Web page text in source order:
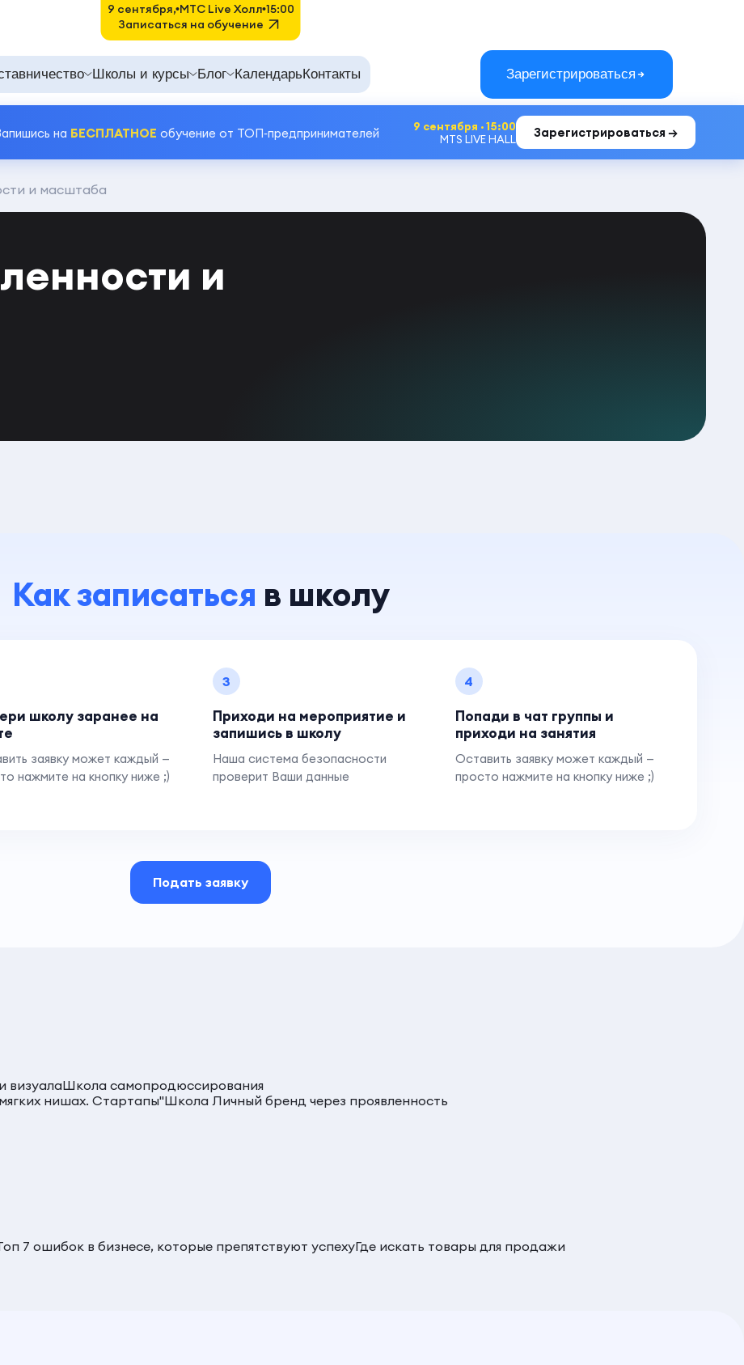
Школы и курсы Блог КалендарьКонтакты Зарегистрироваться
на БЕСПЛАТНОЕ обучение от ТОП‑предпринимателей
9 сентября · 15:00
MTS LIVE HALL
Зарегистрироваться →
и масштаба
и
Как записаться в школу
школу заранее на
заявку может каждый —
нажмите на кнопку ниже ;)
3
Приходи на мероприятие и
запишись в школу
Наша система безопасности
проверит Ваши данные
4
Попади в чат группы и
приходи на занятия
Оставить заявку может каждый —
просто нажмите на кнопку ниже ;)
Подать заявку
визуалаШкола самопродюссирования
нишах. Стартапы"Школа Личный бренд через проявленность
7 ошибок в бизнесе, которые препятствуют успехуГде искать товары для продажи
9 сентября, MTC Live Холл 15:00
Записаться на обучение